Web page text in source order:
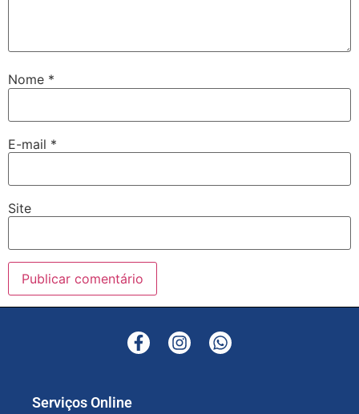
Nome *
E-mail *
Site
Serviços Online